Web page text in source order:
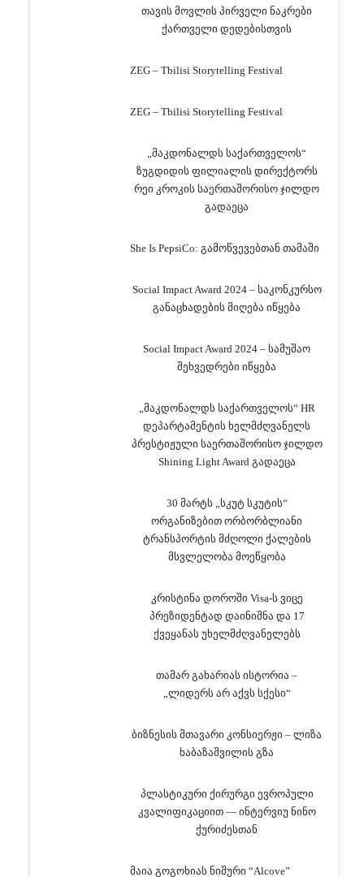
თავის მოვლის პირველი ნაკრები
ქართველი დედებისთვის
ZEG – Tbilisi Storytelling Festival
ZEG – Tbilisi Storytelling Festival
„მაკდონალდს საქართველოს“
ზუგდიდის ფილიალის დირექტორს
რეი კროკის საერთაშორისო ჯილდო
გადაეცა
She Is PepsiCo: გამოწვევებთან თამაში
Social Impact Award 2024 – საკონკურსო
განაცხადების მიღება იწყება
Social Impact Award 2024 – სამუშაო
შეხვედრები იწყება
„მაკდონალდს საქართველოს“ HR
დეპარტამენტის ხელმძღვანელს
პრესტიჟული საერთაშორისო ჯილდო
Shining Light Award გადაეცა
30 მარტს „სკუტ სკუტის“
ორგანიზებით ორბორბლიანი
ტრანსპორტის მძღოლი ქალების
მსვლელობა მოეწყობა
კრისტინა დოროში Visa-ს ვიცე
პრეზიდენტად დაინიშნა და 17
ქვეყანას უხელმძღვანელებს
თამარ გახარიას ისტორია –
„ლიდერს არ აქვს სქესი“
ბიზნესის მთავარი კონსიერჟი – ლიზა
ხაბაზაშვილის გზა
პლასტიკური ქირურგი ევროპული
კვალიფიკაციით — ინტერვიუ ნინო
ქურიძესთან
მაია გოგოხიას ნიშური “Alcove”